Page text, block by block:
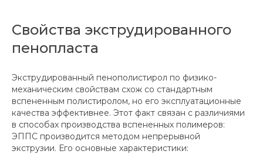
Свойства экструдированного
пенопласта
Экструдированный пенополистирол по физико-
механическим свойствам схож со стандартным
вспененным полистиролом, но его эксплуатационные
качества эффективнее. Этот факт связан с различиями
в способах производства вспененных полимеров:
ЭППС производится методом непрерывной
экструзии. Его основные характеристики: